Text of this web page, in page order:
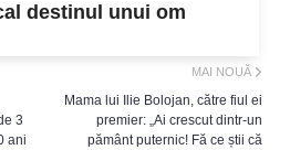
destinul unui om
MAI NOUĂ
Mama lui Ilie Bolojan, către fiul ei
premier: „Ai crescut dintr-un
pământ puternic! Fă ce știi că
3
ani